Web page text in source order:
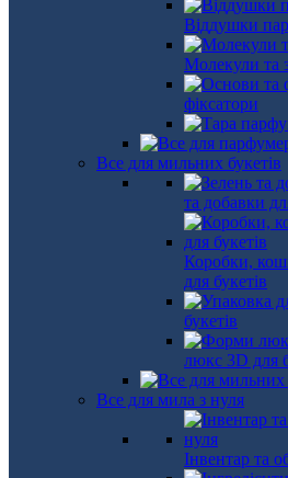
Віддушки
Молекули та
фіксатори
Все для мильних букетів
та добавки
Коробки,
для букетів
букетів
люкс 3D для
Все для мила з нуля
Інвентар та